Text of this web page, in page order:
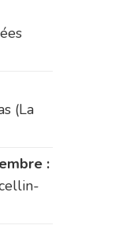
(La
: